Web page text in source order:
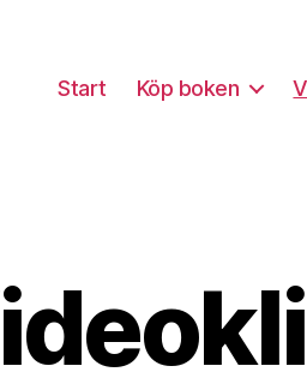
Start Köp boken